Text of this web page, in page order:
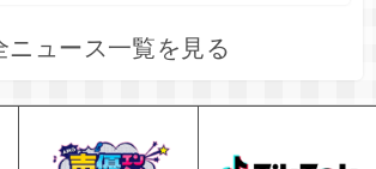
ニュース一覧を見る